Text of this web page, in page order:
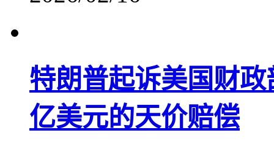
特朗普起诉美国财
亿美元的天价赔偿